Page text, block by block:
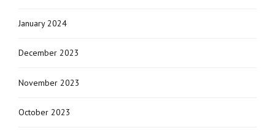
January 2024
December 2023
November 2023
October 2023